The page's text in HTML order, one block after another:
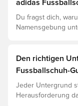
adidas
Du fragst dich,
Namensgebung
Den richtigen
Fussballschuh-
Jeder Untergrund
Herausforderung